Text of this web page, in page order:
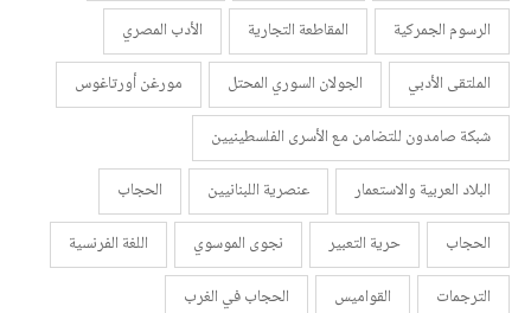
الرسوم الجمركية
المقاطعة التجارية
الأدب المصري
الملتقى الأدبي
الجولان السوري المحتل
مورغن أورتاغوس
شبكة صامدون للتضامن مع الأسرى الفلسطينيين
البلاد العربية والاستعمار
عنصرية اللبنانيين
الحجاب
الحجاب
حرية التعبير نجوى الموسوي
اللغة الفرنسية
الترجمات
القواميس
الحجاب في الغرب